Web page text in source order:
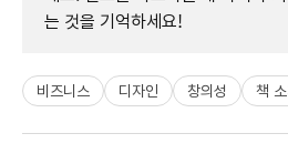
는 것을 기억하세요!
비즈니스 디자인 창의성 책